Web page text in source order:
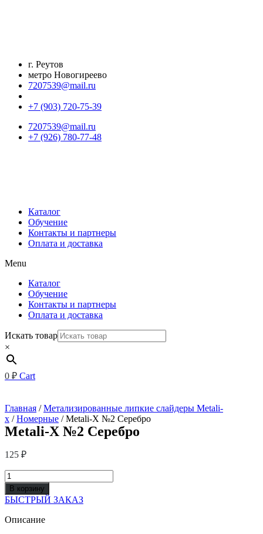
г. Реутов
метро Новогиреево
7207539@mail.ru
+7 (903) 720-75-39
7207539@mail.ru
+7 (926) 780-77-48
Каталог
Обучение
Контакты и партнеры
Оплата и доставка
Menu
Каталог
Обучение
Контакты и партнеры
Оплата и доставка
Искать товар
×
0 ₽ Cart
Главная /Метализированные липкие слайдеры Metali-
x /Номерные / Metali-X №2 Серебро
Metali-X №2 Серебро
125 ₽
Количество
товара
Metali-
X
№2
В корзину
БЫСТРЫЙ ЗАКАЗ
Описание